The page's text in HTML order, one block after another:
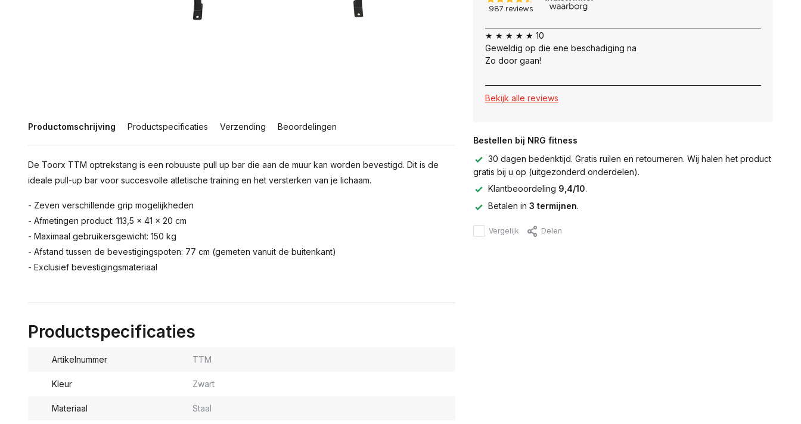
Productomschrijving Productspecificaties Verzending Beoordelingen
De Toorx TTM optrekstang is een robuuste pull up bar die aan de muur kan worden bevestigd. Dit is de
ideale pull-up bar voor succesvolle atletische training en het versterken van je lichaam.
- Zeven verschillende grip mogelijkheden
- Afmetingen product: 113,5 x 41 x 20 cm
- Maximaal gebruikersgewicht: 150 kg
- Afstand tussen de bevestigingspoten: 77 cm (gemeten vanuit de buitenkant)
- Exclusief bevestigingsmateriaal
Productspecificaties
Artikelnummer TTM
Kleur Zwart
Materiaal Staal
★ ★ ★ ★ ★ 10
Geweldig op die ene beschadiging na
Zo door gaan!
Bekijk alle reviews
Bestellen bij NRG fitness
30 dagen bedenktijd. Gratis ruilen en retourneren. Wij halen het product
gratis bij u op (uitgezonderd onderdelen).
Klantbeoordeling 9,4/10.
Betalen in 3 termijnen.
Vergelijk Delen